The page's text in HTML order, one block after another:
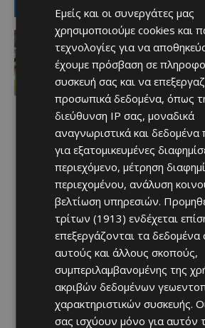
LATEST NEWS
Αθλητικά
Έχασε στο
η Πάφος
06/08/2026
Εμείς και οι συνεργάτες μας
χρησιμοποιούμε cookies και
τεχνολογίες για να
έχουμε πρόσβαση σε
συσκευή σας και να
προσωπικά δεδομένα, όπως
διεύθυνση IP σας, μοναδικά
αναγνωριστικά και δεδομένα
για εξατομικευμένες
περιεχόμενο, μέτρηση
περιεχομένου, ανάλυση
βελτίωση υπηρεσιών.
τρίτων (1913) ενδέχεται
επεξεργάζονται τα δεδομένα
αυτούς και άλλους σκοπούς,
συμπεριλαμβανομένης της
ακριβών δεδομένων
χαρακτηριστικών συσκευής.
σας ισχύουν μόνο για αυτόν